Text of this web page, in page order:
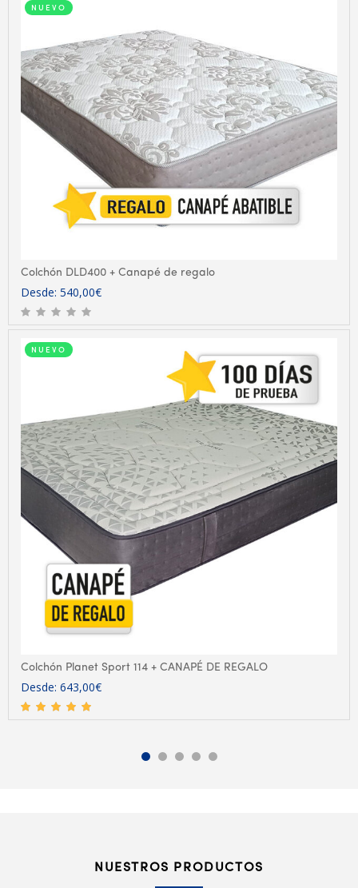
NUEVO
Colchón DLD400 + Canapé de regalo
Desde: 540,00€
NUEVO
Colchón Planet Sport 114 + CANAPÉ DE REGALO
Desde: 643,00€
NUESTROS PRODUCTOS